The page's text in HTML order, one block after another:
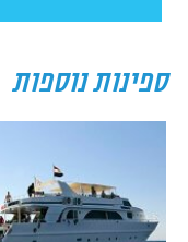
ספינות נוספות